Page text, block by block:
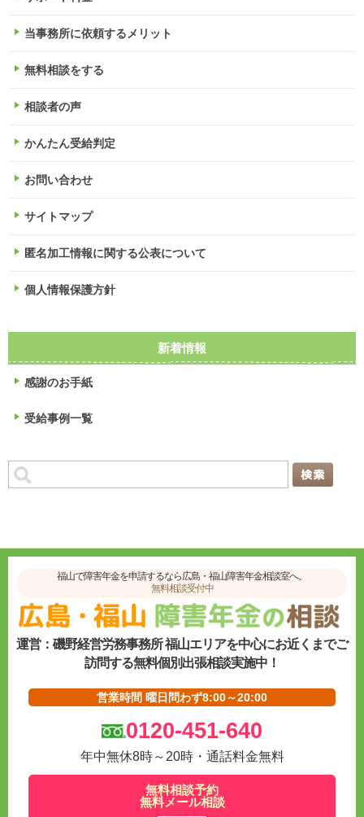
当事務所に依頼するメリット
無料相談をする
相談者の声
かんたん受給判定
お問い合わせ
サイトマップ
匿名加工情報に関する公表について
個人情報保護方針
新着情報
感謝のお手紙
受給事例一覧
福山で障害年金を申請するなら広島・福山障害年金相談室へ。
無料相談受付中
運営：磯野経営労務事務所 福山エリアを中心にお近くまでご
訪問する無料個別出張相談実施中！
営業時間 曜日問わず8:00～20:00
0120-451-640
年中無休8時～20時・通話料金無料
無料相談予約
無料メール相談